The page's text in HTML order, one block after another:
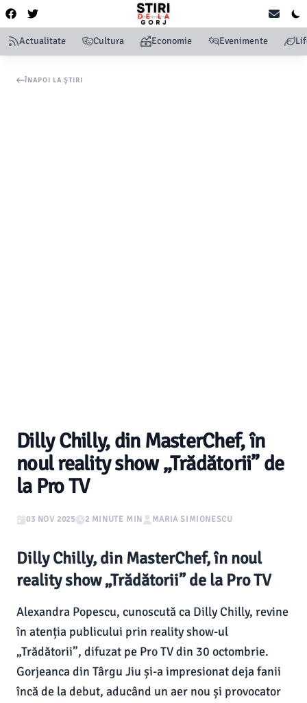
Actualitate Cultura Economie Evenimente
ÎNAPOI LA ȘTIRI
Dilly Chilly, din MasterChef, în
noul reality show „Trădătorii” de
la Pro TV
03 NOV 2025 2 MINUTE MIN MARIA SIMIONESCU
Dilly Chilly, din MasterChef, în noul
reality show „Trădătorii” de la Pro TV
Alexandra Popescu, cunoscută ca Dilly Chilly, revine
în atenția publicului prin reality show-ul
„Trădătorii”, difuzat pe Pro TV din 30 octombrie.
Gorjeanca din Târgu Jiu și-a impresionat deja fanii
încă de la debut, aducând un aer nou și provocator